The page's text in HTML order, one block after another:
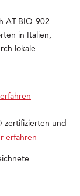
AT-BIO-902 –
in Italien,
lokale
zertifizierten und
erfahren